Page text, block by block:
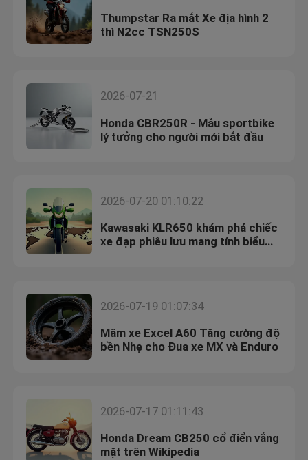
Thumpstar Ra mắt Xe địa hình 2
thì N2cc TSN250S
2026-07-21
Honda CBR250R - Mẫu sportbike
lý tưởng cho người mới bắt đầu
2026-07-20 01:10:22
Kawasaki KLR650 khám phá chiếc
xe đạp phiêu lưu mang tính biểu
2026-07-19 01:07:34
Mâm xe Excel A60 Tăng cường độ
bền Nhẹ cho Đua xe MX và Enduro
2026-07-17 01:11:43
Honda Dream CB250 cổ điển vắng
mặt trên Wikipedia